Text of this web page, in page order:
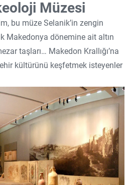
Müzesi
bu müze Selanik’in zengin
Makedonya dönemine ait altın
taşları… Makedon Krallığı’na
kültürünü keşfetmek isteyenler